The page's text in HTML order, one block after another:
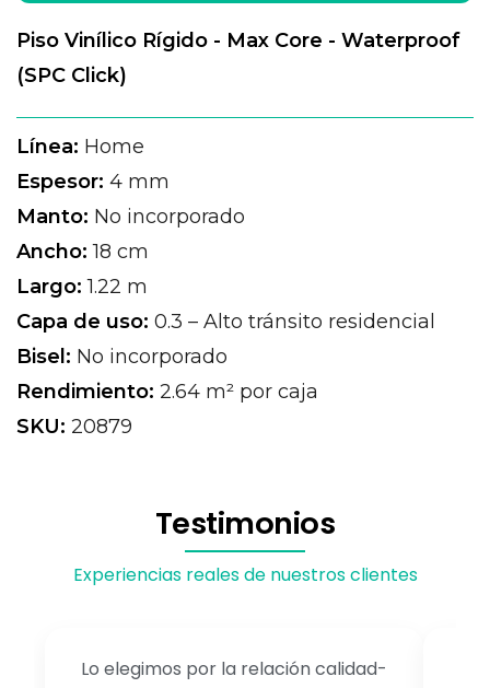
Piso Vinílico Rígido - Max Core - Waterproof
(SPC Click)
Línea: Home
Espesor: 4 mm
Manto: No incorporado
Ancho: 18 cm
Largo: 1.22 m
Capa de uso: 0.3 – Alto tránsito residencial
Bisel: No incorporado
Rendimiento: 2.64 m² por caja
SKU: 20879
Testimonios
Experiencias reales de nuestros clientes
Lo elegimos por la relación calidad-